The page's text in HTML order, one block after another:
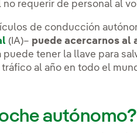
no requerir de personal al
de conducción
(IA)– puede acercarnos al
puede tener la llave para
al año en todo el
autónomo?